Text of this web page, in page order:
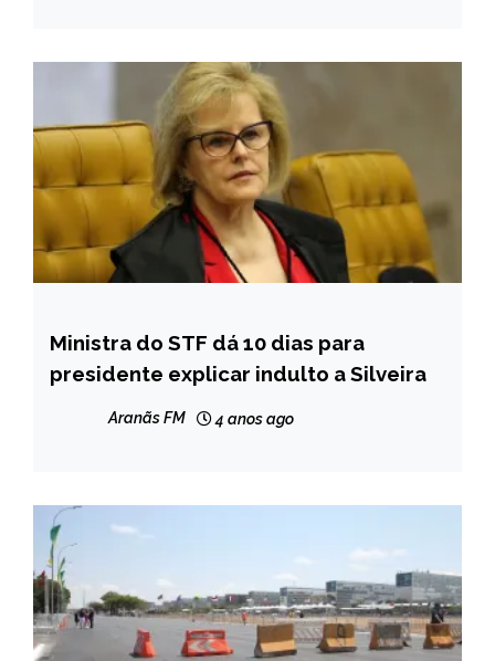
BRASIL
NOTÍCIAS
Ministra do STF dá 10 dias para
presidente explicar indulto a Silveira
Aranãs FM 4 anos ago